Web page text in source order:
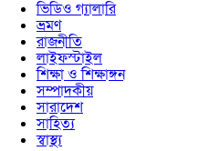
ভিডিও গ্যালারি
ভ্রমণ
রাজনীতি
লাইফস্টাইল
শিক্ষা ও শিক্ষাঙ্গন
সম্পাদকীয়
সারাদেশ
সাহিত্য
স্বাস্থ্য